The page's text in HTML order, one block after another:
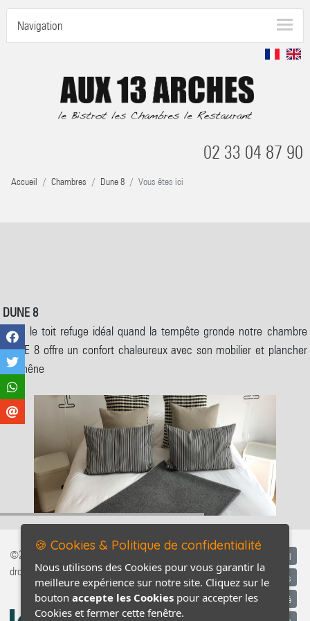
02 33 04 87 90
Navigation
Accueil Chambres Dune 8 Vous êtes ici
DUNE 8
Sous le toit refuge idéal quand la tempête gronde notre chambre
DUNE 8 offre un confort chaleureux avec son mobilier et plancher
en chêne
©2026-2027 13 Arches tous
droits réservés
Accueil
Mentions légales
Politique de confidentialité
🍪 Cookies & Politique de confidentialité
Nous utilisons des Cookies pour vous garantir la
meilleure expérience sur notre site. Cliquez sur le
bouton accepte les Cookies pour accepter les
Cookies et fermer cette fenêtre.